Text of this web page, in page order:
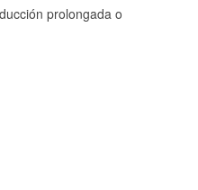
prolongada o